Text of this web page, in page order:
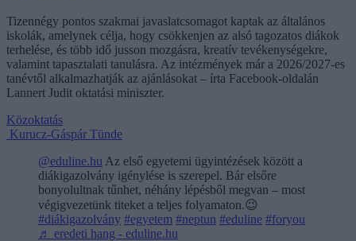
Tizennégy pontos szakmai javaslatcsomagot kaptak az általános
iskolák, amelynek célja, hogy csökkenjen az alsó tagozatos diákok
terhelése, és több idő jusson mozgásra, kreatív tevékenységekre,
valamint tapasztalati tanulásra. Az intézmények már a 2026/2027-es
tanévtől alkalmazhatják az ajánlásokat – írta Facebook-oldalán
Lannert Judit oktatási miniszter.
Közoktatás
Kurucz-Gáspár Tünde
@eduline.hu Az első egyetemi ügyintézések között a
diákigazolvány igénylése is szerepel. Bár elsőre
bonyolultnak tűnhet, néhány lépésből megvan – most
végigvezetünk titeket a teljes folyamaton.😉
#diákigazolvány #egyetem #neptun #eduline #foryou
♬ eredeti hang - eduline.hu